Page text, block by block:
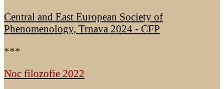
Central and East European Society of
Phenomenology, Trnava 2024 - CFP
***
Noc filozofie 2022